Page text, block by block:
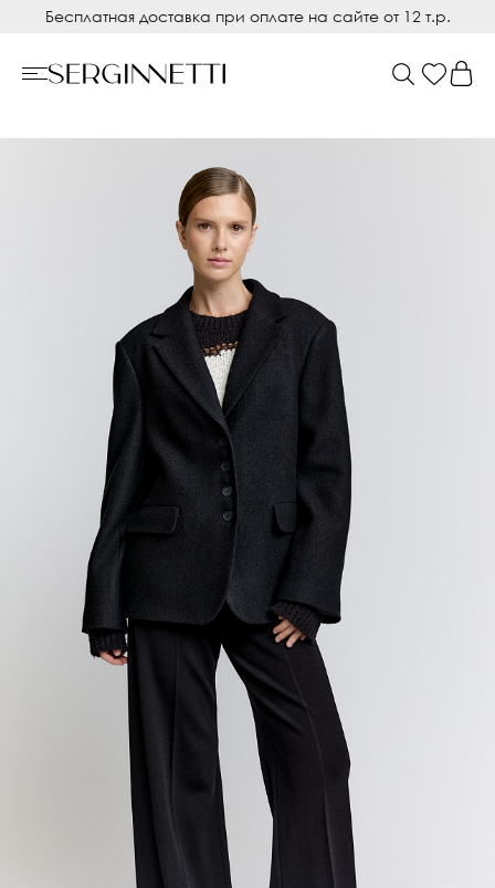
Бесплатная доставка при оплате на сайте от 12 т.р.